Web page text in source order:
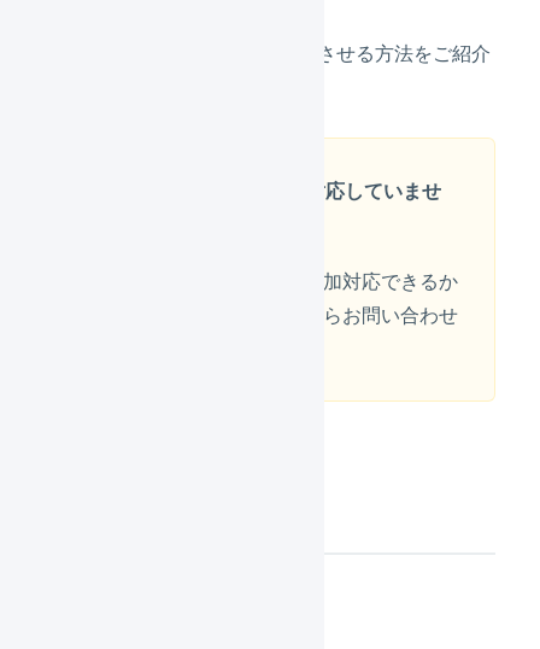
futureshopとLOGILESSを連携させる方法をご紹介
オプション機能には対応していませ
オプション機能について追加対応できるか
どうかは右下のチャットからお問い合わせ